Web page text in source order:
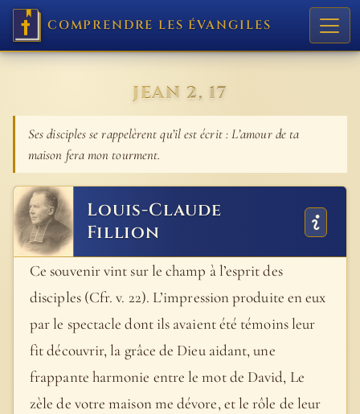
COMPRENDRE LES ÉVANGILES
JEAN 2, 17
Ses disciples se rappelèrent qu’il est écrit : L’amour de ta
maison fera mon tourment.
Louis-Claude
Fillion
Ce souvenir vint sur le champ à l’esprit des
disciples (Cfr. v. 22). L’impression produite en eux
par le spectacle dont ils avaient été témoins leur
fit découvrir, la grâce de Dieu aidant, une
frappante harmonie entre le mot de David, Le
zèle de votre maison me dévore, et le rôle de leur